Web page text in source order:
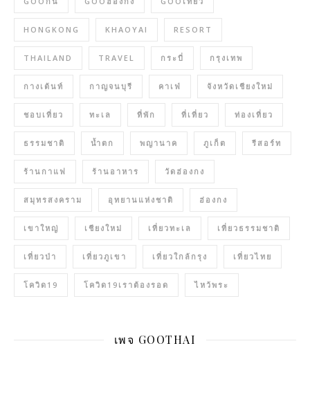
HONGKONG KHAOYAI RESORT
THAILAND TRAVEL กระบี่ กรุงเทพ
กางเต้นท์ กาญจนบุรี คาเฟ่ จังหวัดเชียงใหม่
ชอบเที่ยว ทะเล ที่พัก ที่เที่ยว ท่องเที่ยว
ธรรมชาติ น้ำตก พญานาค ภูเก็ต รีสอร์ท
ร้านกาแฟ ร้านอาหาร วัดฮ่องกง
สมุทรสงคราม อุทยานแห่งชาติ ฮ่องกง
เขาใหญ่ เชียงใหม่ เที่ยวทะเล เที่ยวธรรมชาติ
เที่ยวป่า เที่ยวภูเขา เที่ยวใกล้กรุง เที่ยวไทย
โควิด19 โควิด19เราต้องรอด ไหว้พระ
เพจ GOOTHAI